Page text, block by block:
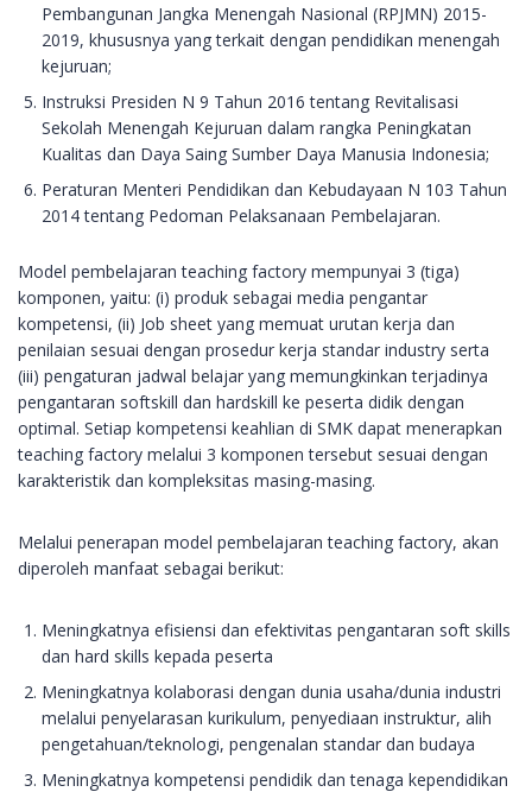
Pembangunan Jangka Menengah Nasional (RPJMN) 2015-
2019, khususnya yang terkait dengan pendidikan menengah
kejuruan;
Instruksi Presiden N 9 Tahun 2016 tentang Revitalisasi
Sekolah Menengah Kejuruan dalam rangka Peningkatan
Kualitas dan Daya Saing Sumber Daya Manusia Indonesia;
Peraturan Menteri Pendidikan dan Kebudayaan N 103 Tahun
2014 tentang Pedoman Pelaksanaan Pembelajaran.
Model pembelajaran teaching factory mempunyai 3 (tiga)
komponen, yaitu: (i) produk sebagai media pengantar
kompetensi, (ii) Job sheet yang memuat urutan kerja dan
penilaian sesuai dengan prosedur kerja standar industry serta
(iii) pengaturan jadwal belajar yang memungkinkan terjadinya
pengantaran softskill dan hardskill ke peserta didik dengan
optimal. Setiap kompetensi keahlian di SMK dapat menerapkan
teaching factory melalui 3 komponen tersebut sesuai dengan
karakteristik dan kompleksitas masing-masing.
Melalui penerapan model pembelajaran teaching factory, akan
diperoleh manfaat sebagai berikut:
Meningkatnya efisiensi dan efektivitas pengantaran soft skills
dan hard skills kepada peserta
Meningkatnya kolaborasi dengan dunia usaha/dunia industri
melalui penyelarasan kurikulum, penyediaan instruktur, alih
pengetahuan/teknologi, pengenalan standar dan budaya
Meningkatnya kompetensi pendidik dan tenaga kependidikan